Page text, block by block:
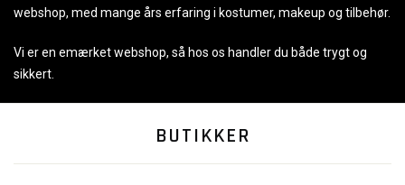
webshop, med mange års erfaring i kostumer, makeup og tilbehør.
Vi er en emærket webshop, så hos os handler du både trygt og
sikkert.
BUTIKKER